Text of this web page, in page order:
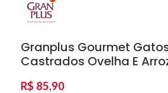
Granplus Gourmet
Castrados Ovelha E
R$ 85,90